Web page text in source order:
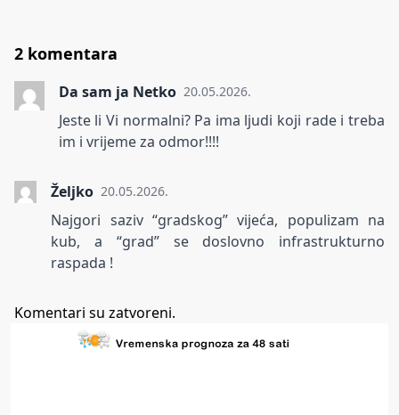
2 komentara
Da sam ja Netko 20.05.2026.
Jeste li Vi normalni? Pa ima ljudi koji rade i treba
im i vrijeme za odmor!!!!
Željko 20.05.2026.
Najgori saziv “gradskog” vijeća, populizam na
kub, a “grad” se doslovno infrastrukturno
raspada !
Komentari su zatvoreni.